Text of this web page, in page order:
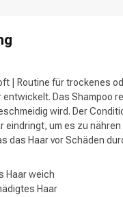
| Routine für trockenes
Das Shampoo
wird. Der
eindringt, um es zu
das Haar vor Schäden
Haar weich
Haar